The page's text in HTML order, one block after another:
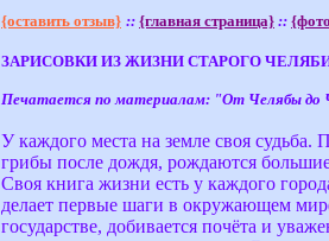
{оставить отзыв} :: {главная страница} ::
ЗАРИСОВКИ ИЗ ЖИЗНИ СТАРОГО
Печатается по материалам: "От Челябы до
У каждого места на земле своя
грибы после дождя, рождаются
Своя книга жизни есть у каждого
делает первые шаги в окружающем
государстве, добивается почёта и